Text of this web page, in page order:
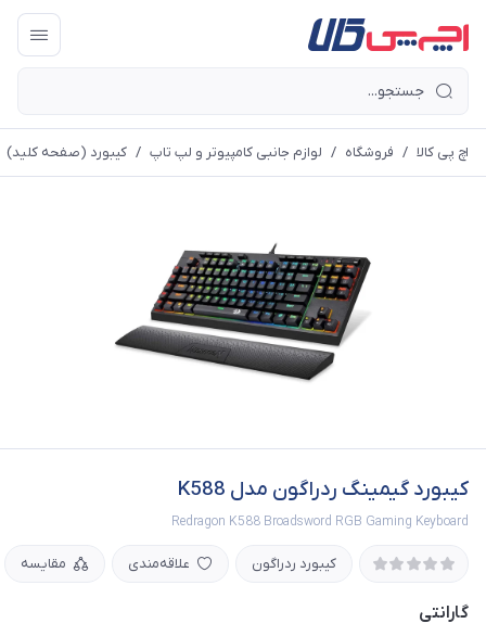
اچ پی کالا / فروشگاه / لوازم جانبی کامپیوتر و لپ تاپ / کیبورد (صفحه کلید)
کیبورد گیمینگ ردراگون مدل K588
Redragon K588 Broadsword RGB Gaming Keyboard
کیبورد ردراگون علاقه‌مندی مقایسه
گارانتی